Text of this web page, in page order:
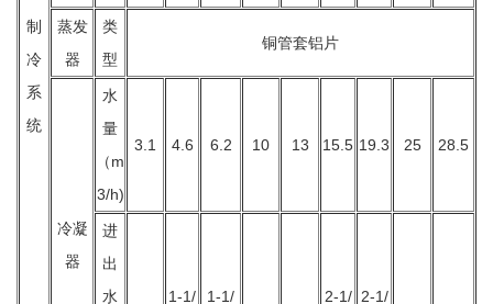
制
冷
系
统
蒸发
器
类
型
铜管套铝片
冷凝
器
水
量
（m
3/h)
3.1 4.6 6.2 10 13 15.5 19.3 25 28.5
进
出
水
1-1/
1-1/
2-1/ 2-1/